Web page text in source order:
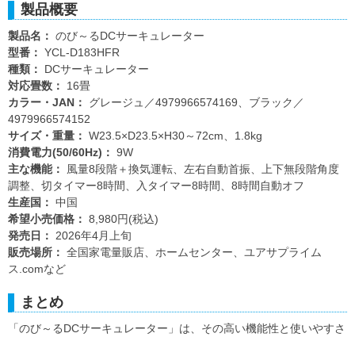
製品概要
製品名： のび～るDCサーキュレーター
型番： YCL-D183HFR
種類：
DCサーキュレーター
対応畳数：
16畳
カラー・JAN：
グレージュ／4979966574169、ブラック／
4979966574152
サイズ・重量： W23.5×D23.5×H30～72cm、1.8kg
消費電力(50/60Hz)： 9W
主な機能：
風量8段階＋換気運転、左右自動首振、上下無段階角度
調整、切タイマー8時間、入タイマー8時間、8時間自動オフ
生産国： 中国
希望小売価格： 8,980円(税込)
発売日：
2026年4月上旬
販売場所： 全国家電量販店、ホームセンター、ユアサプライム
ス.comなど
まとめ
「のび～るDCサーキュレーター」は、その高い機能性と使いやすさ